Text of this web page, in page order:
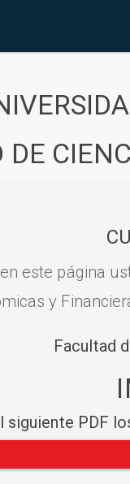
DE
este página
y
Facultad
siguiente PDF